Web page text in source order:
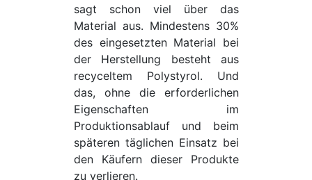
sagt schon viel über das
Material aus. Mindestens 30%
des eingesetzten Material bei
der Herstellung besteht aus
recyceltem Polystyrol. Und
das, ohne die erforderlichen
Eigenschaften im
Produktionsablauf und beim
späteren täglichen Einsatz bei
den Käufern dieser Produkte
zu verlieren.